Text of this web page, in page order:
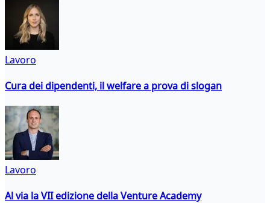
Lavoro
Cura dei dipendenti, il welfare a prova di slogan
Lavoro
Al via la VII edizione della Venture Academy